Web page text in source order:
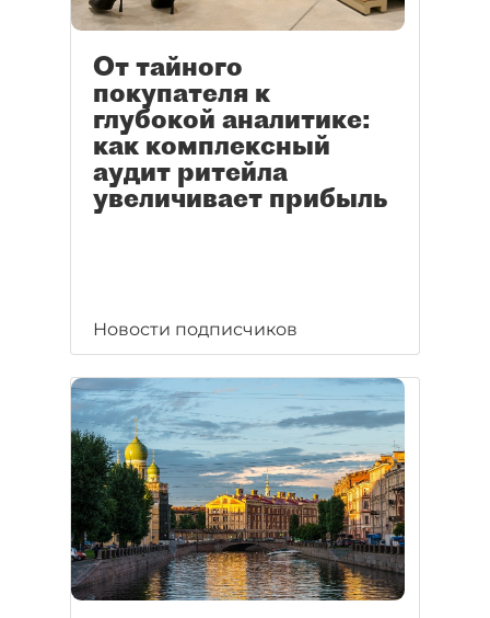
От тайного
покупателя к
глубокой аналитике:
как комплексный
аудит ритейла
увеличивает прибыль
Новости подписчиков